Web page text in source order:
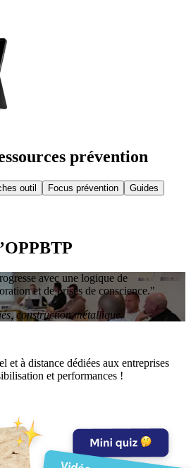
prévention
outil Focus prévention Guides
avec une logique de
et de prises de conscience."
construction métallique.
et à distance dédiées aux entreprises
et performances !